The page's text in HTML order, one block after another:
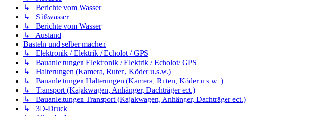
↳ Berichte vom Wasser
↳ Süßwasser
↳ Berichte vom Wasser
↳ Ausland
Basteln und selber machen
↳ Elektronik / Elektrik / Echolot / GPS
↳ Bauanleitungen Elektronik / Elektrik / Echolot/ GPS
↳ Halterungen (Kamera, Ruten, Köder u.s.w.)
↳ Bauanleitungen Halterungen (Kamera, Ruten, Köder u.s.w. )
↳ Transport (Kajakwagen, Anhänger, Dachträger ect.)
↳ Bauanleitungen Transport (Kajakwagen, Anhänger, Dachträger ect.)
↳ 3D-Druck